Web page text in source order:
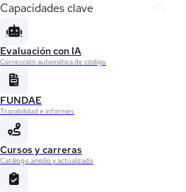
Capacidades clave
Evaluación con IA
Corrección automática de código
FUNDAE
Trazabilidad e informes
Cursos y carreras
Catálogo amplio y actualizado